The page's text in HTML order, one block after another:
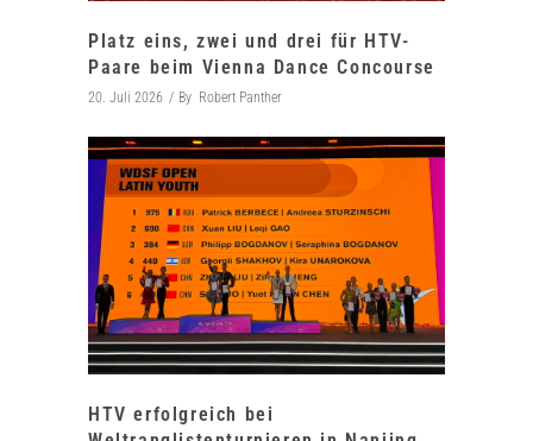
Platz eins, zwei und drei für HTV-
Paare beim Vienna Dance Concourse
20. Juli 2026 By Robert Panther
HTV erfolgreich bei